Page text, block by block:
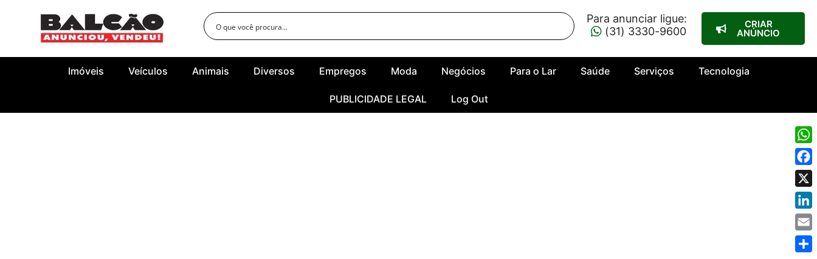
Para anunciar ligue:
(31) 3330-9600
CRIAR
ANÚNCIO
Imóveis Veículos Animais Diversos Empregos Moda Negócios Para o Lar Saúde Serviços Tecnologia
PUBLICIDADE LEGAL Log Out
X